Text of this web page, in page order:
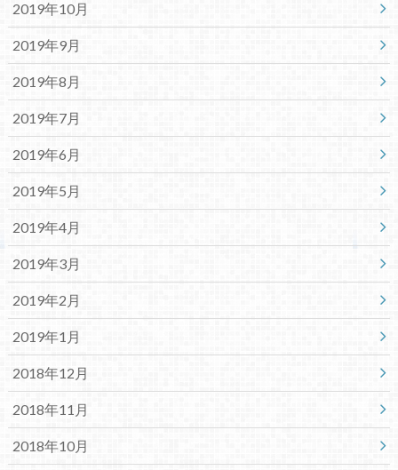
2019年10月
2019年9月
2019年8月
2019年7月
2019年6月
2019年5月
2019年4月
2019年3月
2019年2月
2019年1月
2018年12月
2018年11月
2018年10月